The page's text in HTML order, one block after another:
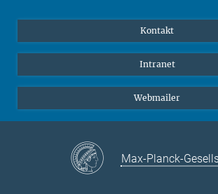
Kontakt
Intranet
Webmailer
Max-Planck-